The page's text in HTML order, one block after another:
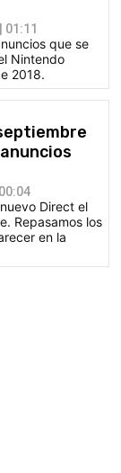
01:11
que se
Nintendo
2018.
Direct el
Repasamos los
en la